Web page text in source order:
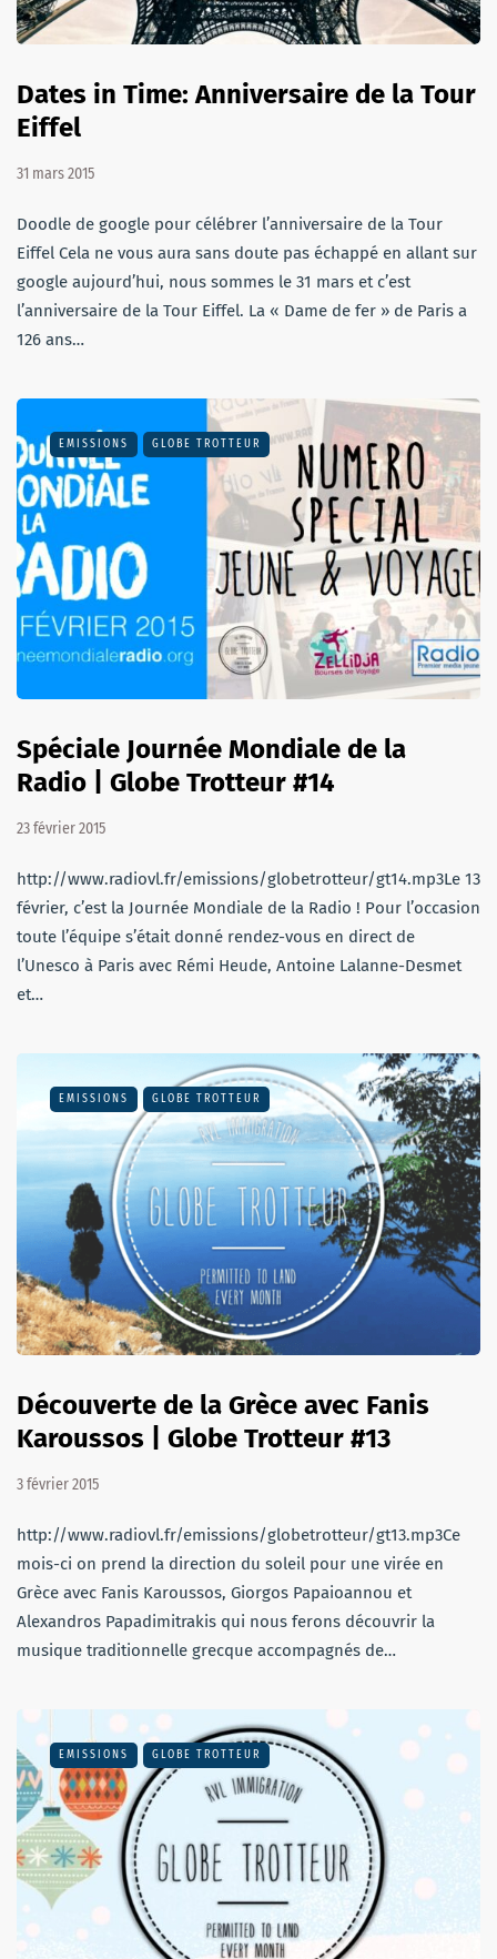
Dates in Time: Anniversaire de la Tour
Eiffel
31 mars 2015
Doodle de google pour célébrer l’anniversaire de la Tour
Eiffel Cela ne vous aura sans doute pas échappé en allant sur
google aujourd’hui, nous sommes le 31 mars et c’est
l’anniversaire de la Tour Eiffel. La « Dame de fer » de Paris a
126 ans…
EMISSIONS GLOBE TROTTEUR
Spéciale Journée Mondiale de la
Radio | Globe Trotteur #14
23 février 2015
http://www.radiovl.fr/emissions/globetrotteur/gt14.mp3Le 13
février, c’est la Journée Mondiale de la Radio ! Pour l’occasion
toute l’équipe s’était donné rendez-vous en direct de
l’Unesco à Paris avec Rémi Heude, Antoine Lalanne-Desmet
et…
EMISSIONS GLOBE TROTTEUR
Découverte de la Grèce avec Fanis
Karoussos | Globe Trotteur #13
3 février 2015
http://www.radiovl.fr/emissions/globetrotteur/gt13.mp3Ce
mois-ci on prend la direction du soleil pour une virée en
Grèce avec Fanis Karoussos, Giorgos Papaioannou et
Alexandros Papadimitrakis qui nous ferons découvrir la
musique traditionnelle grecque accompagnés de…
EMISSIONS GLOBE TROTTEUR